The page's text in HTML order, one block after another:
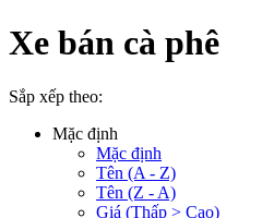
Xe bán cà phê
Sắp xếp theo:
Mặc định
Mặc định
Tên (A - Z)
Tên (Z - A)
Giá (Thấp > Cao)